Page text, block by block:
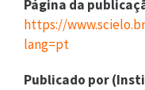
Página da
https://
lang=pt
Publicado por